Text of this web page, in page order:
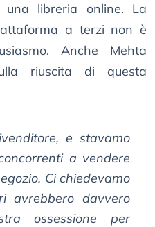
libreria online. La
a terzi non è
Anche Mehta
riuscita di questa
e stavamo
a vendere
Ci chiedevamo
avrebbero davvero
ossessione per